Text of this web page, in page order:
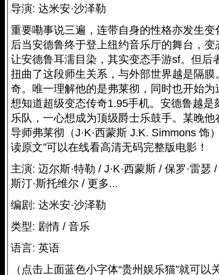
导演: 达米安·沙泽勒
重要嘞事说三遍，连带自身的性格亦发生
后当安德鲁终于登上纽约音乐厅的舞台，
让安德鲁耳濡目染，其实变态手游sf。但后
扭曲了这段师生关系，与外部世界越是隔
奇。唯一理解他的是弗莱彻，同时也开始
想知道超级变态传奇1.95手机。安德鲁越是
乐队，一心想成为顶级爵士乐鼓手。某晚
导师弗莱彻（J·K·西蒙斯 J.K. Simmons 饰
读原文”可以在线看高清无码完整版电影！
主演: 迈尔斯·特勒 / J·K·西蒙斯 / 保罗·雷瑟
斯汀·斯托维尔 / 更多...
编剧: 达米安·沙泽勒
类型: 剧情 / 音乐
语言: 英语
（点击上面蓝色小字体“贵州娱乐猫”就可以